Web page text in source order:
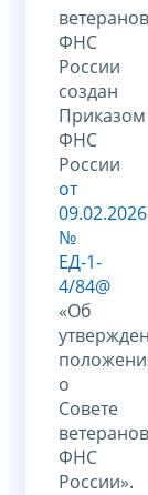
ветеранов
ФНС
России
создан
Приказом
ФНС
России
от
09.02.2026
№
ЕД-1-
4/84@
«Об
о
Совете
ветеранов
ФНС
России».